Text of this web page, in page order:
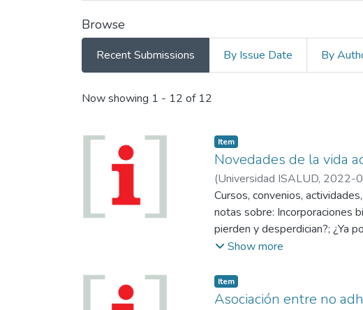
Browse
Recent Submissions By Issue Date By
Recent Submissions
Now showing 1 - 12 of 12
Item
Novedades de la vida
(Universidad ISALUD, 2022-
Cursos, convenios,
notas sobre: Incorporaciones
pierden y desperdician?; ¿Ya
Módulo Nacional: Misiones
Seminario Alimentos y Salud:
artístico; Oferta académica
Show more
Item
Asociación entre no